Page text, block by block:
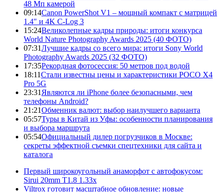
48 Мп камерой
09:14Canon PowerShot V1 – мощный компакт с матрицей
1.4" и 4K C-Log 3
15:24Великолепные кадры природы: итоги конкурса
World Nature Photography Awards 2025 (40 ФОТО)
07:31Лучшие кадры со всего мира: итоги Sony World
Photography Awards 2025 (32 ФОТО)
17:35Рекордная фотосессия: 50 метров под водой
18:11Стали известны цены и характеристики POCO X4
Pro 5G
23:31 Являются ли iPhone более безопасными, чем
телефоны Android?
21:21Обменник валют: выбор наилучшего варианта
05:57Туры в Китай из Уфы: особенности планирования
и выбора маршрута
05:54Официальный дилер погрузчиков в Москве:
секреты эффектной съемки спецтехники для сайта и
каталога
Первый широкоугольный анаморфот с автофокусом:
Sirui 20mm T1.8 1.33x
Viltrox готовит масштабное обновление: новые